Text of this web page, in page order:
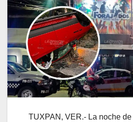
TUXPAN, VER.- La noche